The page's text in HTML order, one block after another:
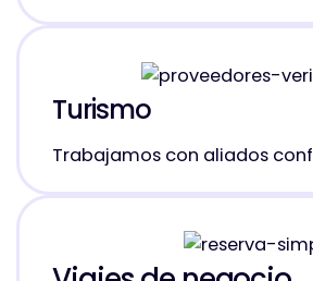
Turismo
Trabajamos con aliados